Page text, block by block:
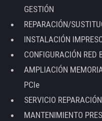
GESTIÓN
REPARACIÓN/
INSTALACIÓN
CONFIGURACIÓN RED
AMPLIACIÓN
PCIe
SERVICIO
MANTENIMIENTO